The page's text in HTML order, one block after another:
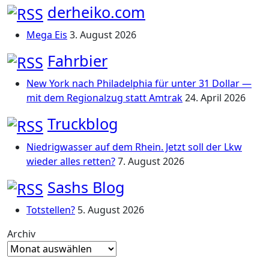
derheiko.com
Mega Eis 3. August 2026
Fahrbier
New York nach Philadelphia für unter 31 Dollar —
mit dem Regionalzug statt Amtrak24. April 2026
Truckblog
Niedrigwasser auf dem Rhein. Jetzt soll der Lkw
wieder alles retten?7. August 2026
Sashs Blog
Totstellen? 5. August 2026
Archiv